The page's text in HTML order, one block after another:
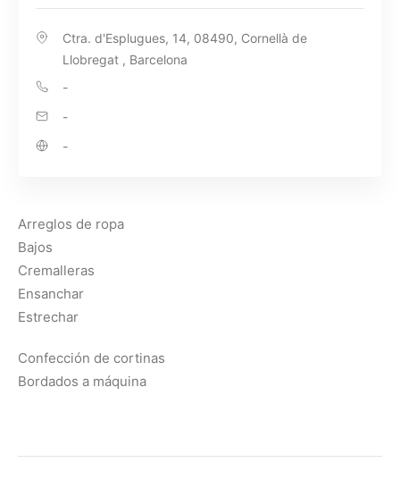
Ctra. d'Esplugues, 14, 08490, Cornellà de
Llobregat , Barcelona
-
-
-
Arreglos de ropa
Bajos
Cremalleras
Ensanchar
Estrechar
Confección de cortinas
Bordados a máquina